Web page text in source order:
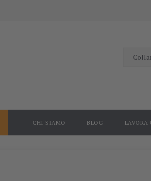
CHI SIAMO BLOG LAVORA